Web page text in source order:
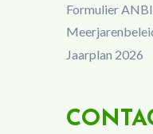
Formulier ANBI
Jaarplan 2026